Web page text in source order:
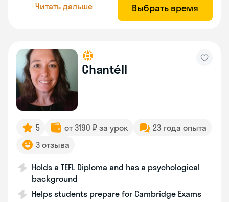
Читать дальше Выбрать время
Chantéll
5 от 3190 ₽ за урок
23 года опыта
3 отзыва
Holds a TEFL Diploma and has a psychological
background
Helps students prepare for Cambridge Exams